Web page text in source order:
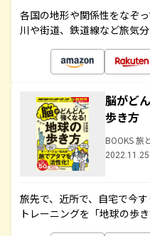
各国の地形や関係性をなぞ
川や街道、鉄道線など旅気
脳がど
歩き方
BOOKS 旅
旅先で、近所で、自宅で今
トレーニングを「地球の歩